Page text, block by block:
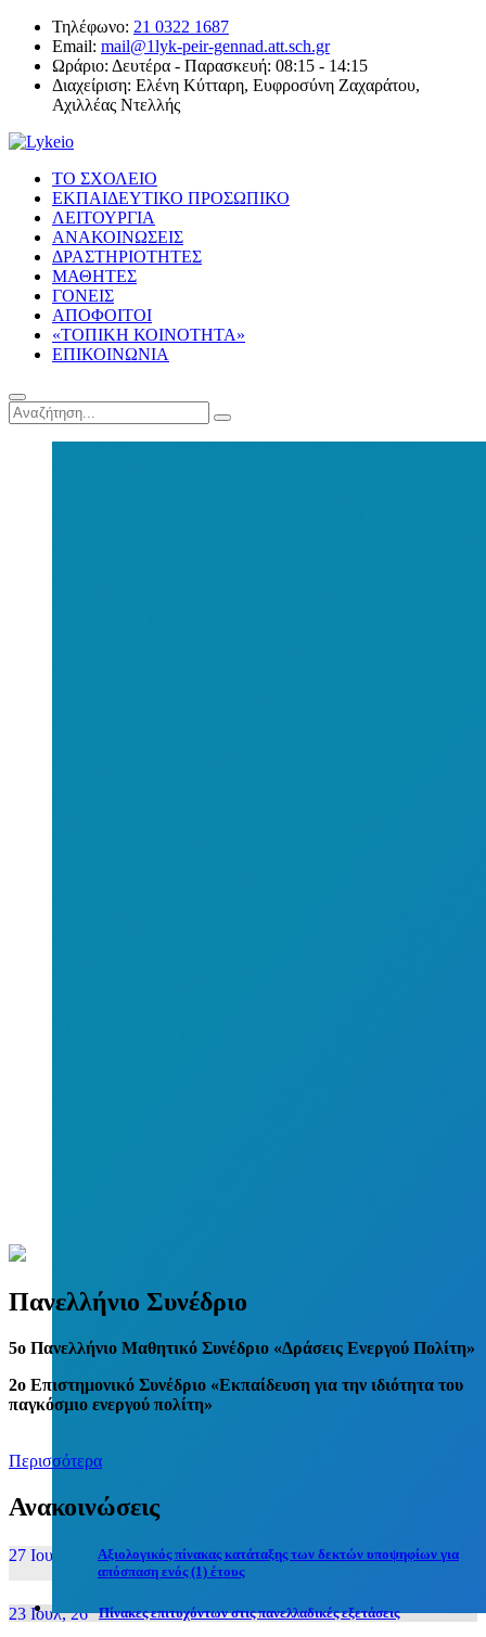
Τηλέφωνο: 21 0322 1687
Email: mail@1lyk-peir-gennad.att.sch.gr
Ωράριο: Δευτέρα - Παρασκευή: 08:15 - 14:15
Διαχείριση: Ελένη Κύτταρη, Ευφροσύνη Ζαχαράτου,
Αχιλλέας Ντελλής
ΤΟ ΣΧΟΛΕΙΟ
ΕΚΠΑΙΔΕΥΤΙΚΟ ΠΡΟΣΩΠΙΚΟ
ΛΕΙΤΟΥΡΓΙΑ
ΑΝΑΚΟΙΝΩΣΕΙΣ
ΔΡΑΣΤΗΡΙΟΤΗΤΕΣ
ΜΑΘΗΤΕΣ
ΓΟΝΕΙΣ
ΑΠΟΦΟΙΤΟΙ
«ΤΟΠΙΚΗ ΚΟΙΝΟΤΗΤΑ»
ΕΠΙΚΟΙΝΩΝΙΑ
Πανελλήνιο Συνέδριο
5o Πανελλήνιο Μαθητικό Συνέδριο «Δράσεις Ενεργού Πολίτη»
2ο Επιστημονικό Συνέδριο «Εκπαίδευση για την ιδιότητα του
παγκόσμιο ενεργού πολίτη»
Περισσότερα
Ανακοινώσεις
27 Ιουν, 26
Αξιολογικός πίνακας κατάταξης των δεκτών υποψηφίων για
απόσπαση ενός (1) έτους
23 Ιουλ, 26 Πίνακες επιτυχόντων στις πανελλαδικές εξετάσεις